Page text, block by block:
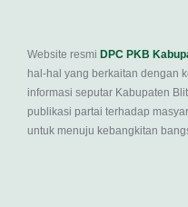
Website resmi DPC PKB
hal-hal yang berkaitan dengan
informasi seputar Kabupaten
publikasi partai terhadap
untuk menuju kebangkitan